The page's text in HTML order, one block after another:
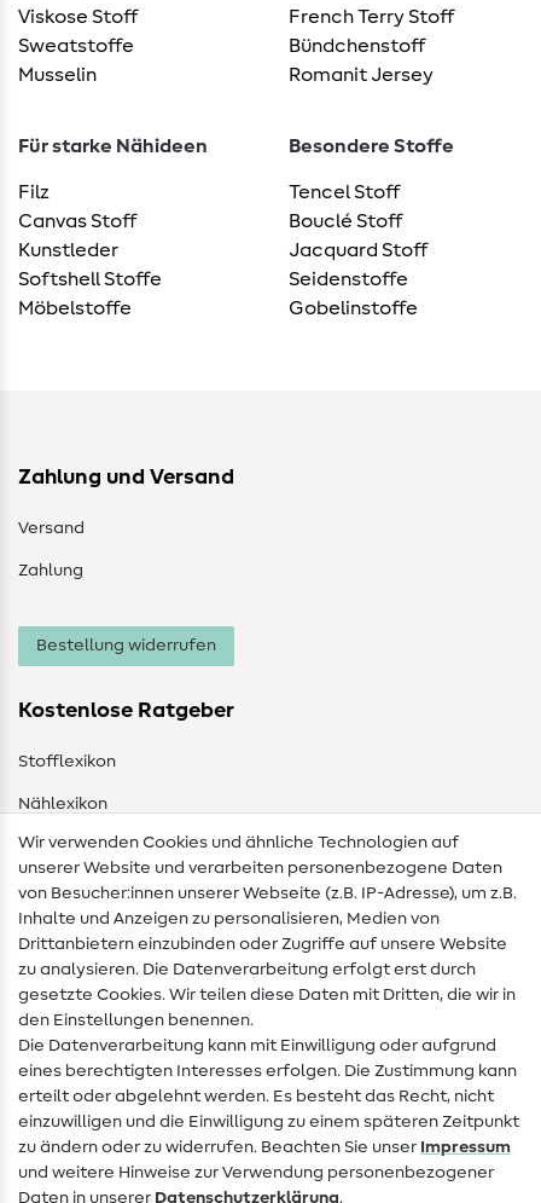
Viskose Stoff
Sweatstoffe
Musselin
French Terry Stoff
Bündchenstoff
Romanit Jersey
Für starke Nähideen
Filz
Canvas Stoff
Kunstleder
Softshell Stoffe
Möbelstoffe
Besondere Stoffe
Tencel Stoff
Bouclé Stoff
Jacquard Stoff
Seidenstoffe
Gobelinstoffe
Zahlung und Versand
Versand
Zahlung
Bestellung widerrufen
Kostenlose Ratgeber
Stofflexikon
Nählexikon
Nähanleitungen
Hilfe & Kontakt
Kontakt
Infos zum Betreiberwechsel
Widerrufsrecht
Beliebt
Stoffe
Wir verwenden Cookies und ähnliche Technologien auf
unserer Website und verarbeiten personenbezogene Daten
von Besucher:innen unserer Webseite (z.B. IP-Adresse), um z.B.
Inhalte und Anzeigen zu personalisieren, Medien von
Drittanbietern einzubinden oder Zugriffe auf unsere Website
zu analysieren. Die Datenverarbeitung erfolgt erst durch
gesetzte Cookies. Wir teilen diese Daten mit Dritten, die wir in
den Einstellungen benennen.
Die Datenverarbeitung kann mit Einwilligung oder aufgrund
eines berechtigten Interesses erfolgen. Die Zustimmung kann
erteilt oder abgelehnt werden. Es besteht das Recht, nicht
einzuwilligen und die Einwilligung zu einem späteren Zeitpunkt
zu ändern oder zu widerrufen. Beachten Sie unser Impressum
und weitere Hinweise zur Verwendung personenbezogener
Daten in unserer Daten­schutz­erklärung.